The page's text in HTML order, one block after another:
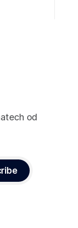
design-
od